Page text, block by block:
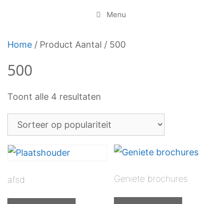
Menu
Home / Product Aantal / 500
500
Toont alle 4 resultaten
afsd Geniete brochures